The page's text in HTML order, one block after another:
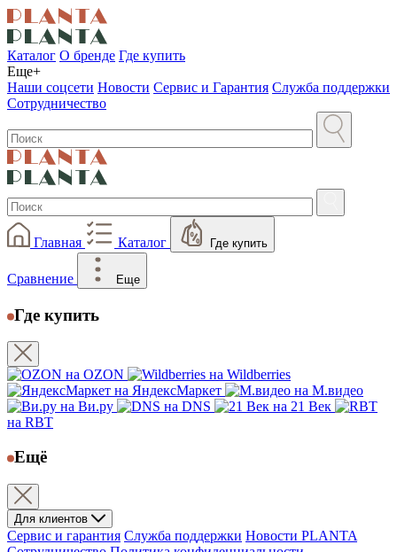
Каталог О бренде Где купить
Еще+
Наши соцсети Новости Сервис и Гарантия Служба поддержки
Сотрудничество
Главная Каталог Где купить
Сравнение Еще
Где купить
на OZON
на Wildberries
на ЯндексМаркет
на М.видео
на Ви.ру
на DNS
на 21 Век
на RBT
Ещё
Для клиентов
Сервис и гарантия Служба поддержки Новости PLANTA